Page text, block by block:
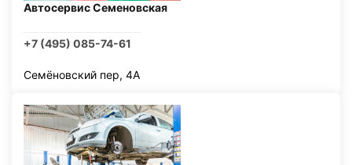
Автосервис Семеновская
+7 (495) 085-74-61
Семёновский пер, 4А